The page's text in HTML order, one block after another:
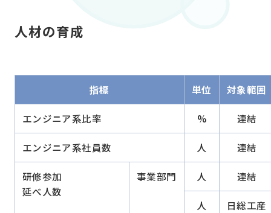
人材の育成
指標 単位 対象範囲
エンジニア系比率 % 連結
エンジニア系社員数 人 連結
研修参加
延べ人数
事業部門 人 連結
人 日総工産
株式・社債情報
よくあるご質問